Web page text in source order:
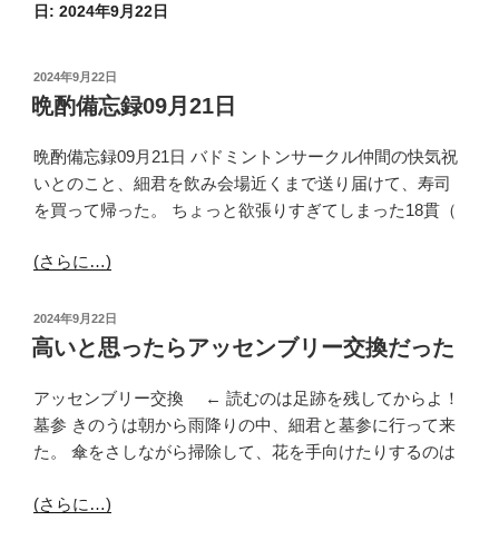
日: 2024年9月22日
投
稿
日:
2024年9月22日
晩酌備忘録09月21日
晩酌備忘録09月21日 バドミントンサークル仲間の快気祝
いとのこと、細君を飲み会場近くまで送り届けて、寿司
を買って帰った。 ちょっと欲張りすぎてしまった18貫（
(さらに…)
投
稿
日:
2024年9月22日
高いと思ったらアッセンブリー交換だった
アッセンブリー交換 ← 読むのは足跡を残してからよ！
墓参 きのうは朝から雨降りの中、細君と墓参に行って来
た。 傘をさしながら掃除して、花を手向けたりするのは
(さらに…)